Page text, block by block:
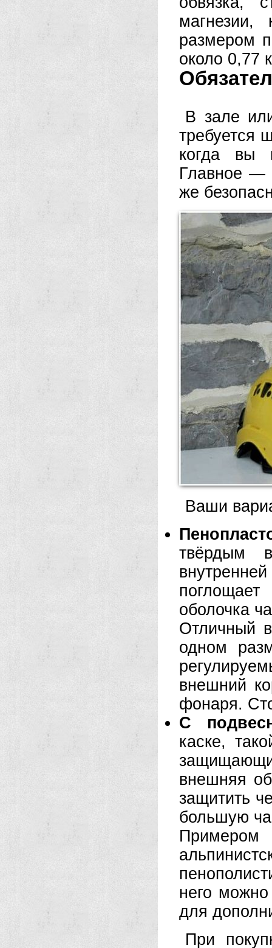
магнезии,
размером
около 0,77
В зале
требуется
когда вы
Главное —
же
Ваши
твёрдым
оболочка
Отличный
одном
внешний
фонаря.
С
каске,
внешняя
защитить
большую
него можно
для
При